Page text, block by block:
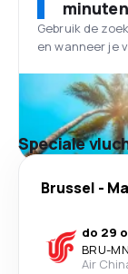
Gebruik de
en wanneer je
Speciale
Brussel -
do 29
BRU-
Air